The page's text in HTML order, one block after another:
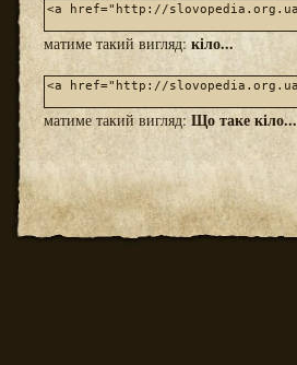
матиме такий вигляд: кіло...
матиме такий вигляд:Що таке кіло...